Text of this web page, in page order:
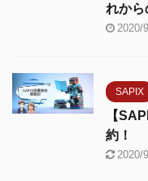
れから
2020/
SAPIX
【
約！
2020/